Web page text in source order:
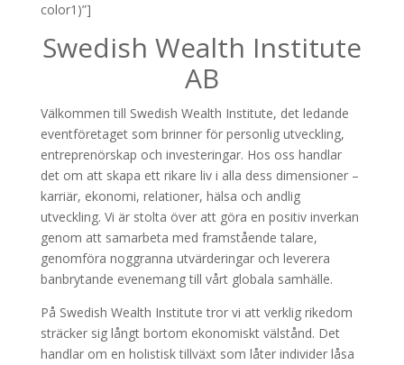
color1)”]
Swedish Wealth Institute
AB
Välkommen till Swedish Wealth Institute, det ledande
eventföretaget som brinner för personlig utveckling,
entreprenörskap och investeringar. Hos oss handlar
det om att skapa ett rikare liv i alla dess dimensioner –
karriär, ekonomi, relationer, hälsa och andlig
utveckling. Vi är stolta över att göra en positiv inverkan
genom att samarbeta med framstående talare,
genomföra noggranna utvärderingar och leverera
banbrytande evenemang till vårt globala samhälle.
På Swedish Wealth Institute tror vi att verklig rikedom
sträcker sig långt bortom ekonomiskt välstånd. Det
handlar om en holistisk tillväxt som låter individer låsa